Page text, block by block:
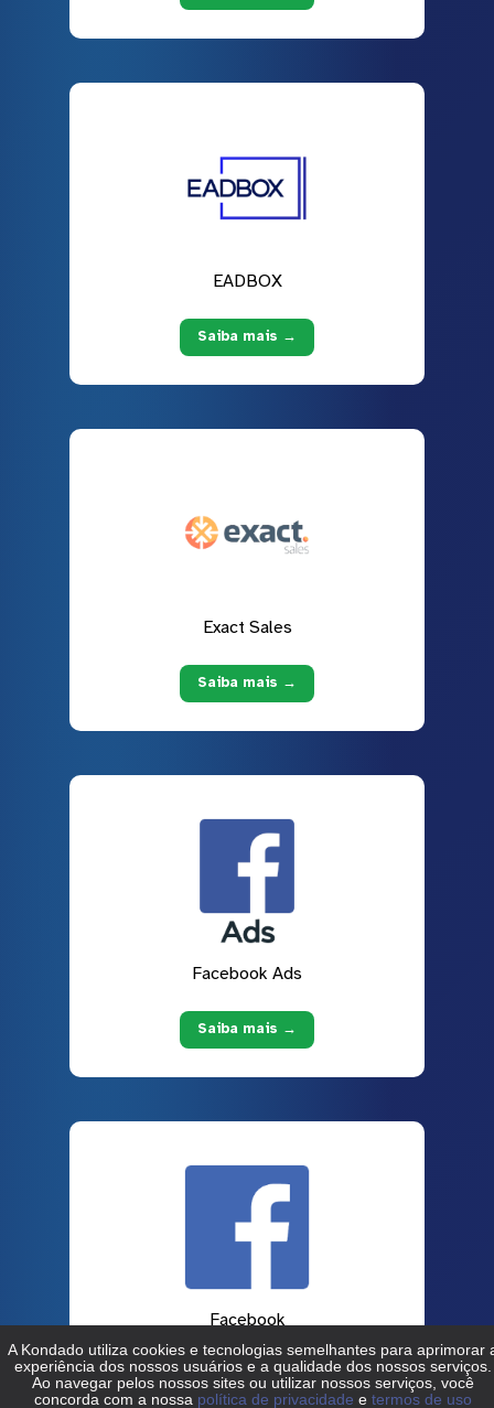
EADBOX
Saiba mais →
Exact Sales
Saiba mais →
Facebook Ads
Saiba mais →
Facebook
Saiba mais →